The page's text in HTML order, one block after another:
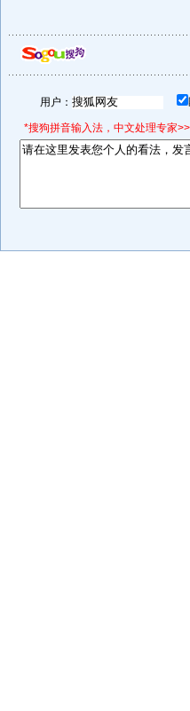
用户：
*搜狗拼音输入法，中文处理专家>>